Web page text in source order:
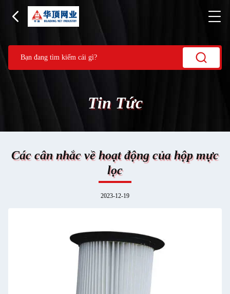
Tin Tức
Các cân nhắc về hoạt động của hộp mực
lọc
2023-12-19